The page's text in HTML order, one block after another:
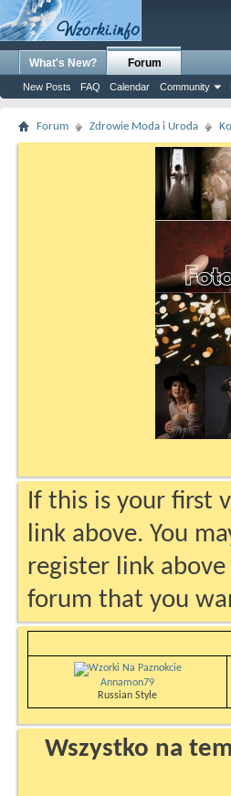
What's New? Forum
New Posts FAQ Calendar Community
Forum Zdrowie Moda i Uroda
If this is your first
link above. You
register link
forum that you
Annamon79
Russian Style
Wszystko na